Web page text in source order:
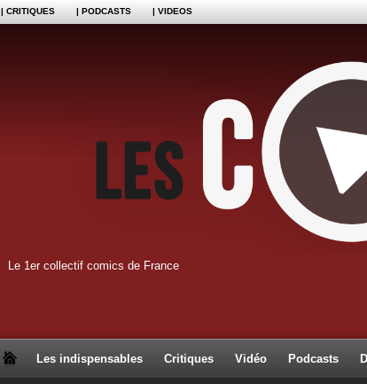
| CRITIQUES | PODCASTS | VIDEOS
Le 1er collectif comics de France
Les indispensables Critiques Vidéo Podcasts